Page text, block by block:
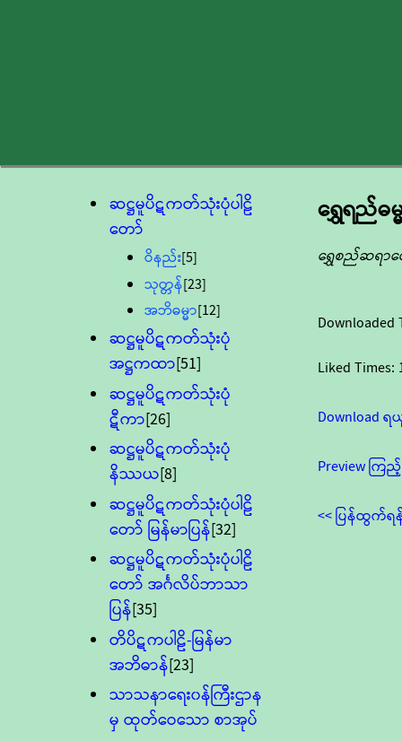
ဆဋ္ဌမူပိဋကတ်သုံးပုံပါဠိ
တော်
ဝိနည်း[5]
သုတ္တန်[23]
အဘိဓမ္မာ[12]
ဆဋ္ဌမူပိဋကတ်သုံးပုံ
အဋ္ဌကထာ[51]
ဆဋ္ဌမူပိဋကတ်သုံးပုံ
ဋီကာ[26]
ဆဋ္ဌမူပိဋကတ်သုံးပုံ
နိဿယ[8]
ဆဋ္ဌမူပိဋကတ်သုံးပုံပါဠိ
တော် မြန်မာပြန်[32]
ဆဋ္ဌမူပိဋကတ်သုံးပုံပါဠိ
တော် အင်္ဂလိပ်ဘာသာ
ပြန်[35]
တိပိဋကပါဠိ-မြန်မာ
အဘိဓာန်[23]
သာသနာရေး၀န်ကြီးဌာန
မှ ထုတ်ဝေသော စာအုပ်
ရွှေရည်ဓ
ရွှေစည်ဆရ
Downloaded
Liked Times:
Download
Preview ကြ
<< ပြန်ထွက်ရ